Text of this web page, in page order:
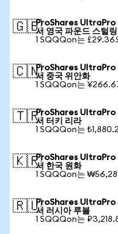
🇬🇧ProShares UltraPro
서 영국 파운드 스털링
1 SQQQon는 £29.36
🇨🇳ProShares
서 중국 위안화
1 SQQQon는
🇹🇷ProShares UltraPro
서 터키 리라
1 SQQQon는
🇰🇷ProShares UltraPro
서 한국 원화
1 SQQQon는
🇷🇺ProShares
서 러시아 루블
1 SQQQon는